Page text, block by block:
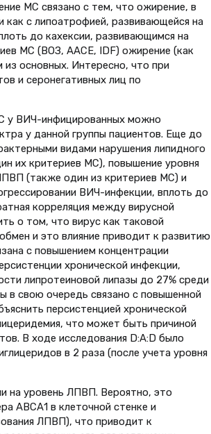
МС связано с тем, что ожирение, в
как с липоатрофией, развивающейся на
до кахексии, развивающимся на
МС (ВОЗ, AACE, IDF) ожирение (как
основных. Интересно, что при
и серонегативных лиц по
у ВИЧ-инфицированных можно
у данной группы пациентов. Еще до
видами нарушения липидного
их критериев МС), повышение уровня
(также один из критериев МС) и
ВИЧ-инфекции, вплоть до
корреляция между вирусной
о том, что вирус как таковой
и это влияние приводит к развитию
с повышением концентрации
хронической инфекции,
липротеиновой липазы до 27% среди
в свою очередь связано с повышенной
персистенцией хронической
что может быть причиной
В ходе исследования D:A:D было
в 2 раза (после учета уровня
на уровень ЛПВП. Вероятно, это
АВСА1 в клеточной стенке и
ЛПВП), что приводит к